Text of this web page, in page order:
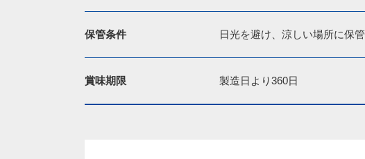
保管条件 日光を避け、涼しい場所に保管
賞味期限 製造日より360日